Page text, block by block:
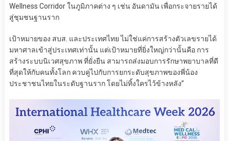
Wellness Corridor ในภูมิภาคต่าง ๆ เช่น อันดามัน เพื่อกระจายรายได้
สู่ชุมชนฐานราก
เป้าหมายของ สบส. และประเทศไทย ไม่ใช่แค่การสร้างตัวเลขรายได้
มหาศาลเข้าสู่ประเทศเท่านั้น แต่เป้าหมายที่ยิ่งใหญ่กว่านั้นคือ การ
สร้างระบบนิเวศสุขภาพ ที่ยั่งยืน สามารถส่งมอบการรักษาพยาบาลที่ดี
ที่สุดให้กับคนทั้งโลก ควบคู่ไปกับการยกระดับสุขภาพของพี่น้อง
ประชาชนไทยในระดับฐานราก โดยไม่ทิ้งใครไว้ข้างหลัง”